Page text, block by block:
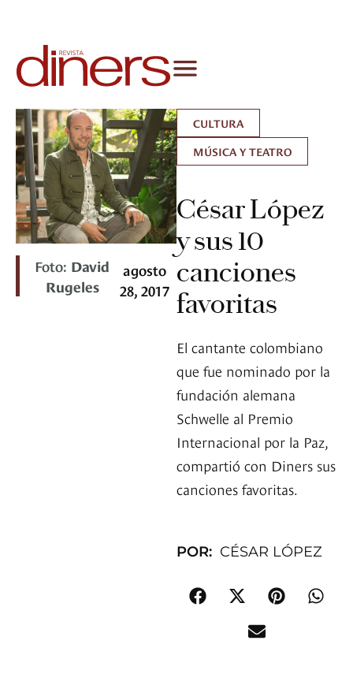
Foto: David
Rugeles
agosto
28, 2017
CULTURA
MÚSICA Y TEATRO
César López
y sus 10
canciones
favoritas
El cantante colombiano
que fue nominado por la
fundación alemana
Schwelle al Premio
Internacional por la Paz,
compartió con Diners sus
canciones favoritas.
POR: CÉSAR LÓPEZ